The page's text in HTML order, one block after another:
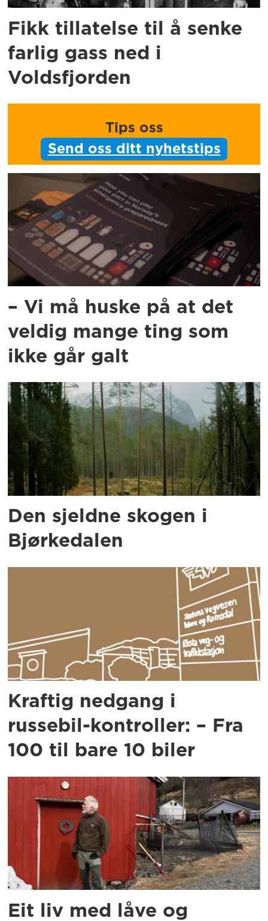
Fikk tillatelse til å senke
farlig gass ned i
Voldsfjorden
Tips oss
Send oss ditt nyhetstips
– Vi må huske på at det
veldig mange ting som
ikke går galt
Den sjeldne skogen i
Bjørkedalen
Kraftig nedgang i
russebil-kontroller: – Fra
100 til bare 10 biler
Eit liv med låve og